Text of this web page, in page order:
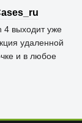
‏@iCases_ru
4 выходит уже
удаленной
и в любое